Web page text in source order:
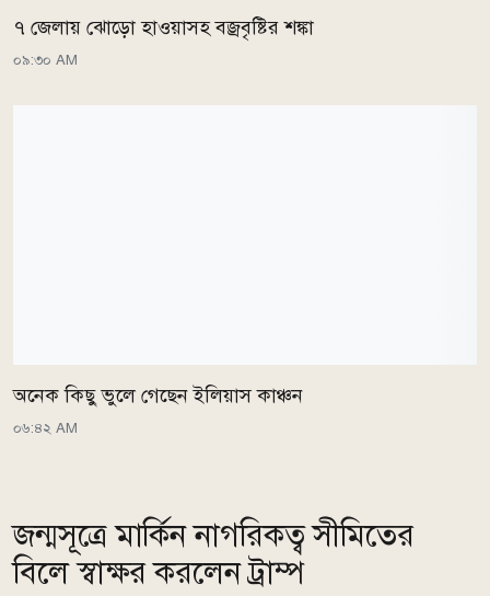
৭ জেলায় ঝোড়ো হাওয়াসহ বজ্রবৃষ্টির শঙ্কা
০৯:৩০ AM
অনেক কিছু ভুলে গেছেন ইলিয়াস কাঞ্চন
০৬:৪২ AM
জন্মসূত্রে মার্কিন নাগরিকত্ব সীমিতের
বিলে স্বাক্ষর করলেন ট্রাম্প